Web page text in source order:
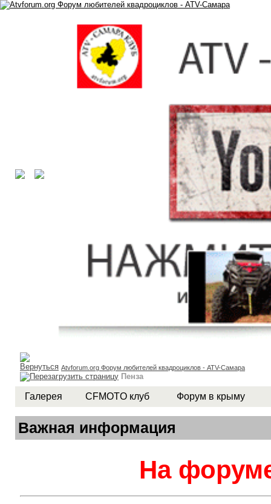
Atvforum.org Форум любителей квадроциклов - ATV-Самара
Пенза
Галерея CFMOTO клуб Форум в крыму
Важная информация
На